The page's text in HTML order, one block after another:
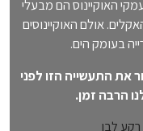
האוקיינוס הם מבעלי
אולם האוקיינוסים
בעומק הים.
את התעשייה הזו לפני
הרבה זמן.